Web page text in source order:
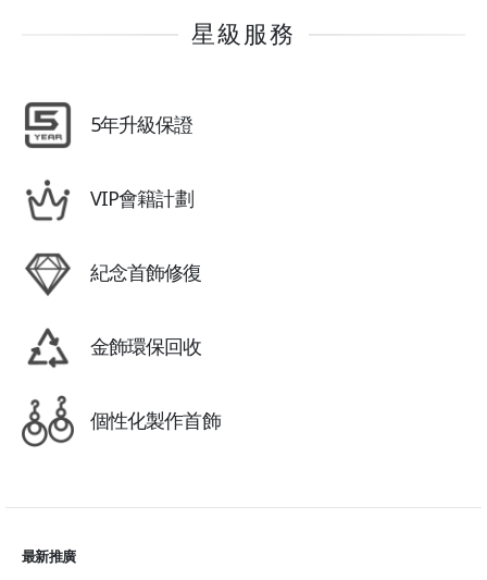
星級服務
5年升級保證
VIP會籍計劃
紀念首飾修復
金飾環保回收
個性化製作首飾
最新推廣